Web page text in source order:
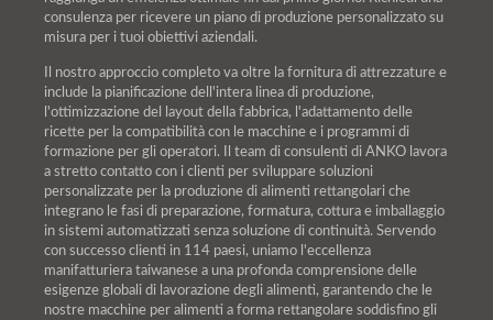
consulenza per ricevere un piano di produzione personalizzato su
misura per i tuoi obiettivi aziendali.
Il nostro approccio completo va oltre la fornitura di attrezzature e
include la pianificazione dell'intera linea di produzione,
l'ottimizzazione del layout della fabbrica, l'adattamento delle
ricette per la compatibilità con le macchine e i programmi di
formazione per gli operatori. Il team di consulenti di ANKO lavora
a stretto contatto con i clienti per sviluppare soluzioni
personalizzate per la produzione di alimenti rettangolari che
integrano le fasi di preparazione, formatura, cottura e imballaggio
in sistemi automatizzati senza soluzione di continuità. Servendo
con successo clienti in 114 paesi, uniamo l'eccellenza
manifatturiera taiwanese a una profonda comprensione delle
esigenze globali di lavorazione degli alimenti, garantendo che le
nostre macchine per alimenti a forma rettangolare soddisfino gli